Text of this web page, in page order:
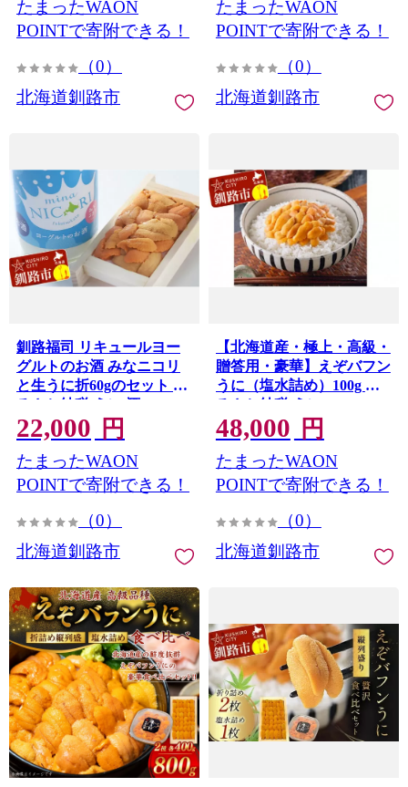
たまったWAON
POINTで寄附できる！
（0）
北海道釧路市
たまったWAON
POINTで寄附できる！
（0）
北海道釧路市
釧路福司 リキュールヨー
グルトのお酒 みなニコリ
と生うに折60gのセット ふ
るさと納税 うに 酒 F4F-
0550
22,000 円
たまったWAON
POINTで寄附できる！
（0）
北海道釧路市
【北海道産・極上・高級・
贈答用・豪華】えぞバフン
うに（塩水詰め）100g ふ
るさと納税 うに F4F-0570
48,000 円
たまったWAON
POINTで寄附できる！
（0）
北海道釧路市